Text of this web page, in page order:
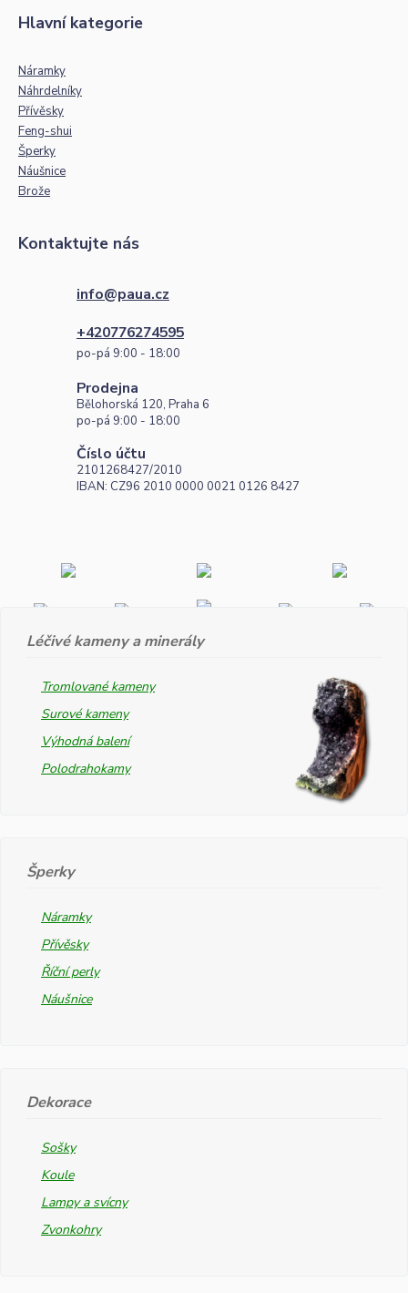
Hlavní kategorie
Náramky
Náhrdelníky
Přívěsky
Feng-shui
Šperky
Náušnice
Brože
Kontaktujte nás
info@paua.cz
+420776274595
po-pá 9:00 - 18:00
Prodejna
Bělohorská 120, Praha 6
po-pá 9:00 - 18:00
Číslo účtu
2101268427/2010
IBAN: CZ96 2010 0000 0021 0126 8427
Léčivé kameny a minerály
Tromlované kameny
Surové kameny
Výhodná balení
Polodrahokamy
Šperky
Náramky
Přívěsky
Říční perly
Náušnice
Dekorace
Sošky
Koule
Lampy a svícny
Zvonkohry